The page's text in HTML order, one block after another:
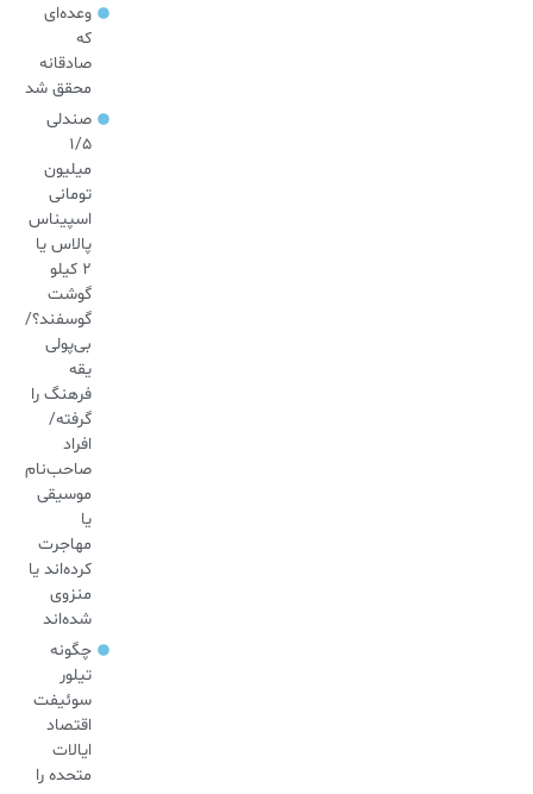
وعده‌ای
که
صادقانه
محقق شد
صندلی
۱/۵
میلیون
تومانی
اسپیناس
پالاس یا
۲ کیلو
گوشت
گوسفند؟/
بی‌پولی
یقه
فرهنگ را
گرفته/
افراد
صاحب‌نام
موسیقی
یا
مهاجرت
کرده‌اند یا
منزوی
شده‌اند
چگونه
تیلور
سوئیفت
اقتصاد
ایالات
متحده را